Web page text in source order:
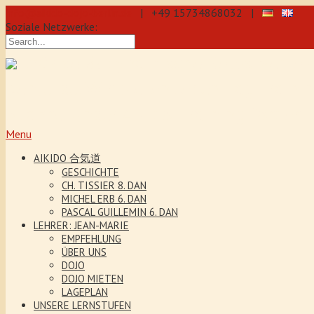
| +49 15734868032 |
Soziale Netzwerke:
Menu
AIKIDO 合気道
GESCHICHTE
CH. TISSIER 8. DAN
MICHEL ERB 6. DAN
PASCAL GUILLEMIN 6. DAN
LEHRER: JEAN-MARIE
EMPFEHLUNG
ÜBER UNS
DOJO
DOJO MIETEN
LAGEPLAN
UNSERE LERNSTUFEN